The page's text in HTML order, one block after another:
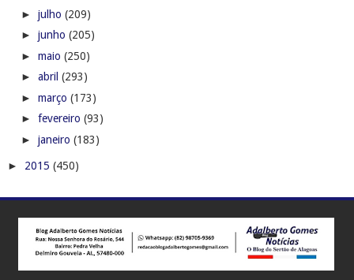
► julho (209)
► junho (205)
► maio (250)
► abril (293)
► março (173)
► fevereiro (93)
► janeiro (183)
► 2015 (450)